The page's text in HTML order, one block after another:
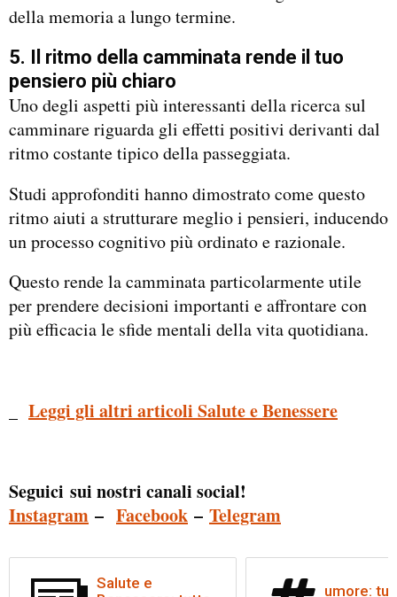
della memoria a lungo termine.
5. Il ritmo della camminata rende il tuo
pensiero più chiaro
Uno degli aspetti più interessanti della ricerca sul
camminare riguarda gli effetti positivi derivanti dal
ritmo costante tipico della passeggiata.
Studi approfonditi hanno dimostrato come questo
ritmo aiuti a strutturare meglio i pensieri, inducendo
un processo cognitivo più ordinato e razionale.
Questo rende la camminata particolarmente utile
per prendere decisioni importanti e affrontare con
più efficacia le sfide mentali della vita quotidiana.
Leggi gli altri articoli Salute e Benessere
Seguici sui nostri canali social!
Instagram – Facebook – Telegram
Salute e
umore: